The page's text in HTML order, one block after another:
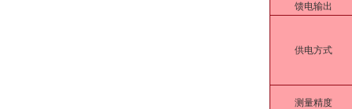
馈电输出
供电方式
测量精度